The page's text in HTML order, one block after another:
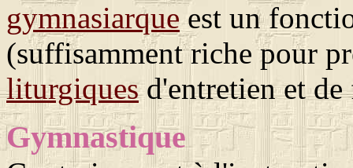
gymnasiarqueest un
(suffisamment riche pour
liturgiquesd'entretien et
Gymnastique